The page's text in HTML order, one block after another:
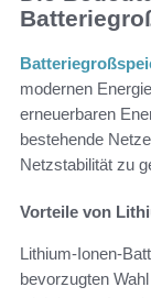
modernen
erneuerbaren
bestehende
Netzstabilität zu
Vorteile von
Lithium-Ionen-
bevorzugten